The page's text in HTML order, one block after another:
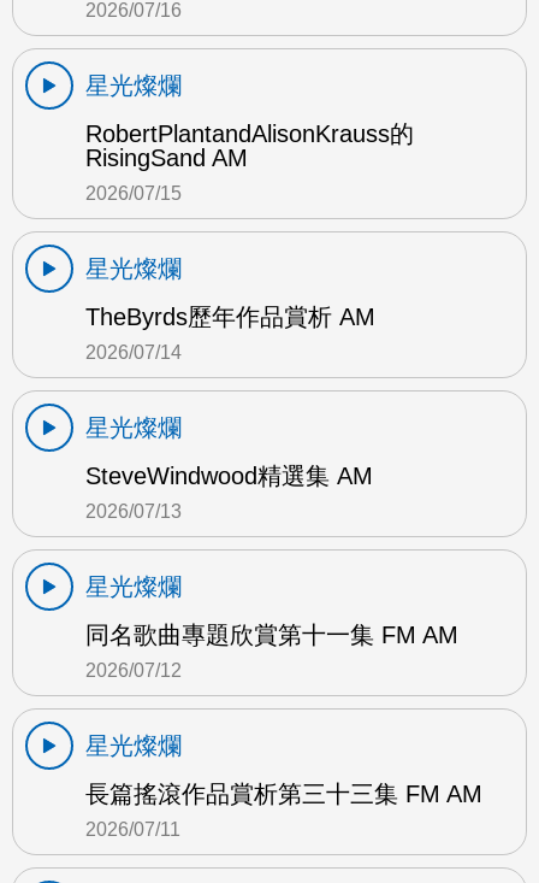
2026/07/16
星光燦爛
RobertPlantandAlisonKrauss的
RisingSand AM
2026/07/15
星光燦爛
TheByrds歷年作品賞析 AM
2026/07/14
星光燦爛
SteveWindwood精選集 AM
2026/07/13
星光燦爛
同名歌曲專題欣賞第十一集 FM AM
2026/07/12
星光燦爛
長篇搖滾作品賞析第三十三集 FM AM
2026/07/11